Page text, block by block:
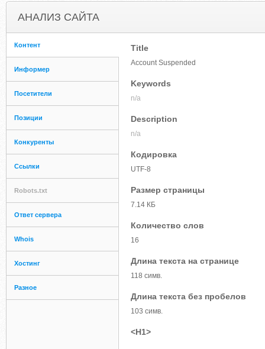
АНАЛИЗ САЙТА
Контент
Информер
Посетители
Позиции
Конкуренты
Ссылки
Robots.txt
Ответ сервера
Whois
Хостинг
Разное
Title
Account Suspended
Keywords
n/a
Description
n/a
Кодировка
UTF-8
Размер страницы
7.14 КБ
Количество слов
16
Длина текста на странице
118 симв.
Длина текста без пробелов
103 симв.
<H1>